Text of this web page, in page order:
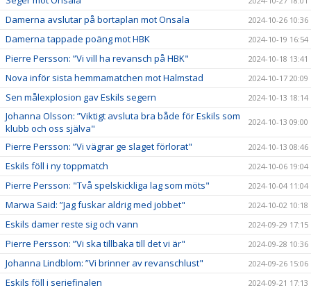
Damerna avslutar på bortaplan mot Onsala 2024-10-26 10:36
Damerna tappade poäng mot HBK 2024-10-19 16:54
Pierre Persson: ”Vi vill ha revansch på HBK" 2024-10-18 13:41
Nova inför sista hemmamatchen mot Halmstad 2024-10-17 20:09
Sen målexplosion gav Eskils segern 2024-10-13 18:14
Johanna Olsson: ”Viktigt avsluta bra både för Eskils som
klubb och oss själva"
2024-10-13 09:00
Pierre Persson: ”Vi vägrar ge slaget förlorat" 2024-10-13 08:46
Eskils föll i ny toppmatch 2024-10-06 19:04
Pierre Persson: "Två spelskickliga lag som möts" 2024-10-04 11:04
Marwa Said: ”Jag fuskar aldrig med jobbet" 2024-10-02 10:18
Eskils damer reste sig och vann 2024-09-29 17:15
Pierre Persson: ”Vi ska tillbaka till det vi är" 2024-09-28 10:36
Johanna Lindblom: ”Vi brinner av revanschlust" 2024-09-26 15:06
Eskils föll i seriefinalen 2024-09-21 17:13